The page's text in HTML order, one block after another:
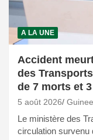
A LA UNE
Accident
des
de 7 morts et
5 août 2026
Le ministère des
circulation survenu